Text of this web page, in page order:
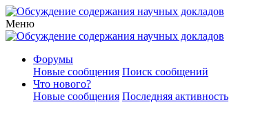
Меню
Форумы
Новые сообщения Поиск сообщений
Что нового?
Новые сообщения Последняя активность